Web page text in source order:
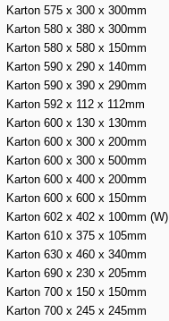
Karton 575 x 300 x 300mm
Karton 580 x 380 x 300mm
Karton 580 x 580 x 150mm
Karton 590 x 290 x 140mm
Karton 590 x 390 x 290mm
Karton 592 x 112 x 112mm
Karton 600 x 130 x 130mm
Karton 600 x 300 x 200mm
Karton 600 x 300 x 500mm
Karton 600 x 400 x 200mm
Karton 600 x 600 x 150mm
Karton 602 x 402 x 100mm (W)
Karton 610 x 375 x 105mm
Karton 630 x 460 x 340mm
Karton 690 x 230 x 205mm
Karton 700 x 150 x 150mm
Karton 700 x 245 x 245mm